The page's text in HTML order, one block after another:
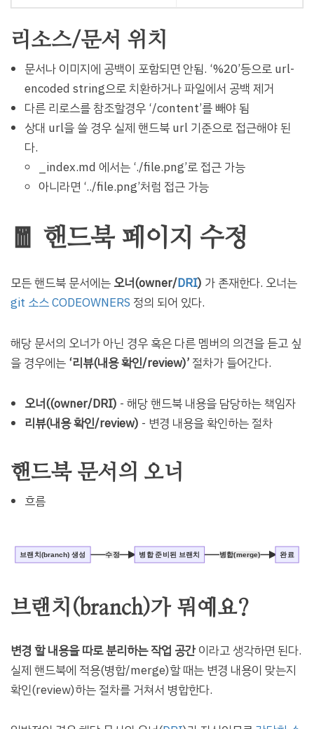
리소스/문서 위치
문서나 이미지에 공백이 포함되면 안됨. ‘%20’등으로 url-
encoded string으로 치환하거나 파일에서 공백 제거
다른 리로스를 참조할경우 ‘/content’를 빼야 됨
상대 url을 쓸 경우 실제 핸드북 url 기준으로 접근해야 된
다.
_index.md 에서는 ‘./file.png’로 접근 가능
아니라면 ‘../file.png’처럼 접근 가능
🧧 핸드북 페이지 수정
모든 핸드북 문서에는 오너(owner/DRI) 가 존재한다. 오너는
git 소스 CODEOWNERS 정의 되어 있다.
해당 문서의 오너가 아닌 경우 혹은 다른 멤버의 의견을 듣고 싶
을 경우에는 ‘리뷰(내용 확인/review)’ 절차가 들어간다.
오너((owner/DRI) - 해당 핸드북 내용을 담당하는 책임자
리뷰(내용 확인/review) - 변경 내용을 확인하는 절차
핸드북 문서의 오너
흐름
수정 병합(merge)
브랜치(branch) 생성 병합 준비된 브랜치 완료
브랜치(branch)가 뭐예요?
변경 할 내용을 따로 분리하는 작업 공간이라고 생각하면 된다.
실제 핸드북에 적용(병합/merge)할 때는 변경 내용이 맞는지
확인(review)하는 절차를 거쳐서 병합한다.